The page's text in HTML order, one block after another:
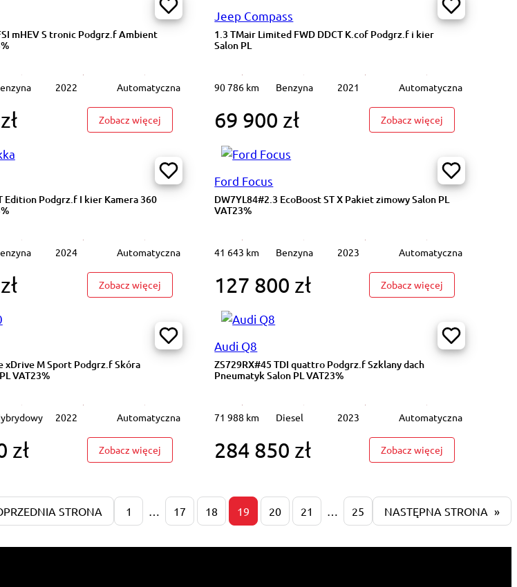
I kier K.cof Salon PL VAT23%
mHEV S tronic Podgrz.f Ambient
2022 Automatyczna
Zobacz więcej : FZ0084T#35 TFSI mHEV S tronic Podgrz.f Ambient Salon PL VAT23%
Jeep Compass
1.3 TMair Limited FWD DDCT K.cof Podgrz.f i kier
Salon PL
90 786 km Benzyna 2021 Automatyczna
69 900 zł Zobacz więcej
Nawigacja Cz.cof LED Salon PL VAT23%
Edition Podgrz.f I kier Kamera 360
2024 Automatyczna
Zobacz więcej : NO880CE#1.2 T Edition Podgrz.f I kier Kamera 360 Salon PL VAT23%
Ford Focus
DW7YL84#2.3 EcoBoost ST X Pakiet zimowy Salon PL
VAT23%
41 643 km Benzyna 2023 Automatyczna
127 800 zł Zobacz więcej
Aktywny temp Cz.park Salon PL VAT23%
xDrive M Sport Podgrz.f Skóra
VAT23%
2022 Automatyczna
zł Zobacz więcej : ZS476RV#530 e xDrive M Sport Podgrz.f Skóra Ambient Salon PL VAT23%
Audi Q8
ZS729RX#45 TDI quattro Podgrz.f Szklany dach
Pneumatyk Salon PL VAT23%
71 988 km Diesel 2023 Automatyczna
284 850 zł Zobacz więcej
STRONA 1 … 17 18 19 20 21 … 25 NASTĘPNA STRONA »